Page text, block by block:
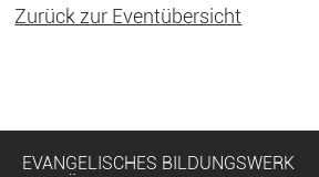
Zurück zur Eventübersicht
EVANGELISCHES BILDUNGSWERK